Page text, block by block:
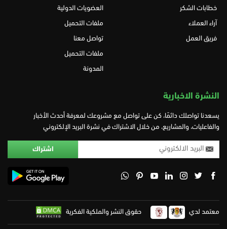
خطابات الشكر
آراء العملاء
فريق العمل
العضويات الدولية
ملفات التحميل
تواصل معنا
ملفات التحميل
المدونة
النشرة الاخبارية
يسعدنا تواصلك دائمًا، كن على تواصل مع مشروعك لمعرفة أحدث الأخبار
والفاعليات، والمشاريع، من خلال الاشتراك في نشرة البريد الإلكتروني
معتمد لدي حقوق النشر والملكية الفكرية